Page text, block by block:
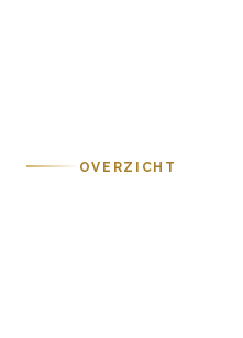
OVERZICHT